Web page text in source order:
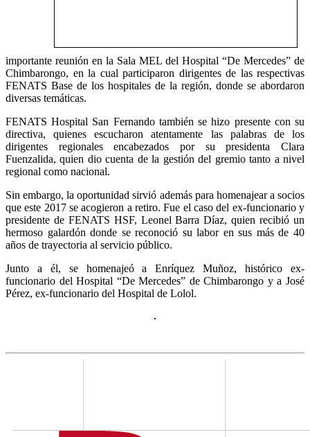
importante reunión en la Sala MEL del Hospital “De Mercedes” de
Chimbarongo, en la cual participaron dirigentes de las respectivas
FENATS Base de los hospitales de la región, donde se abordaron
diversas temáticas.
FENATS Hospital San Fernando también se hizo presente con su
directiva, quienes escucharon atentamente las palabras de los
dirigentes regionales encabezados por su presidenta Clara
Fuenzalida, quien dio cuenta de la gestión del gremio tanto a nivel
regional como nacional.
Sin embargo, la oportunidad sirvió además para homenajear a socios
que este 2017 se acogieron a retiro. Fue el caso del ex-funcionario y
presidente de FENATS HSF, Leonel Barra Díaz, quien recibió un
hermoso galardón donde se reconoció su labor en sus más de 40
años de trayectoria al servicio público.
Junto a él, se homenajeó a Enríquez Muñoz, histórico ex-
funcionario del Hospital “De Mercedes” de Chimbarongo y a José
Pérez, ex-funcionario del Hospital de Lolol.